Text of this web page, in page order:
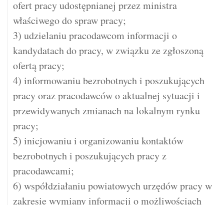
ofert pracy udostępnianej przez ministra
właściwego do spraw pracy;
3) udzielaniu pracodawcom informacji o
kandydatach do pracy, w związku ze zgłoszoną
ofertą pracy;
4) informowaniu bezrobotnych i poszukujących
pracy oraz pracodawców o aktualnej sytuacji i
przewidywanych zmianach na lokalnym rynku
pracy;
5) inicjowaniu i organizowaniu kontaktów
bezrobotnych i poszukujących pracy z
pracodawcami;
6) współdziałaniu powiatowych urzędów pracy w
zakresie wymiany informacji o możliwościach